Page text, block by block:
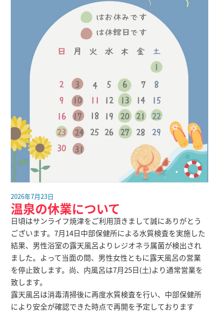
2026年7月23日
温泉の休業について
日頃はサンライフ焼津をご利用頂きまして誠にありがとう
ございます。7月14日中部保健所による水質検査を実施した
結果、男性浴室の露天風呂よりレジオネラ属菌が検出され
ました。よって当面の間、男性女性ともに露天風呂の営業
を停止致します。尚、内風呂は7月25日(土)より通常営業を
致します。
露天風呂は消毒清掃後に再度水質検査を行い、中部保健所
により安全が確認できた時点で再開を予定しております